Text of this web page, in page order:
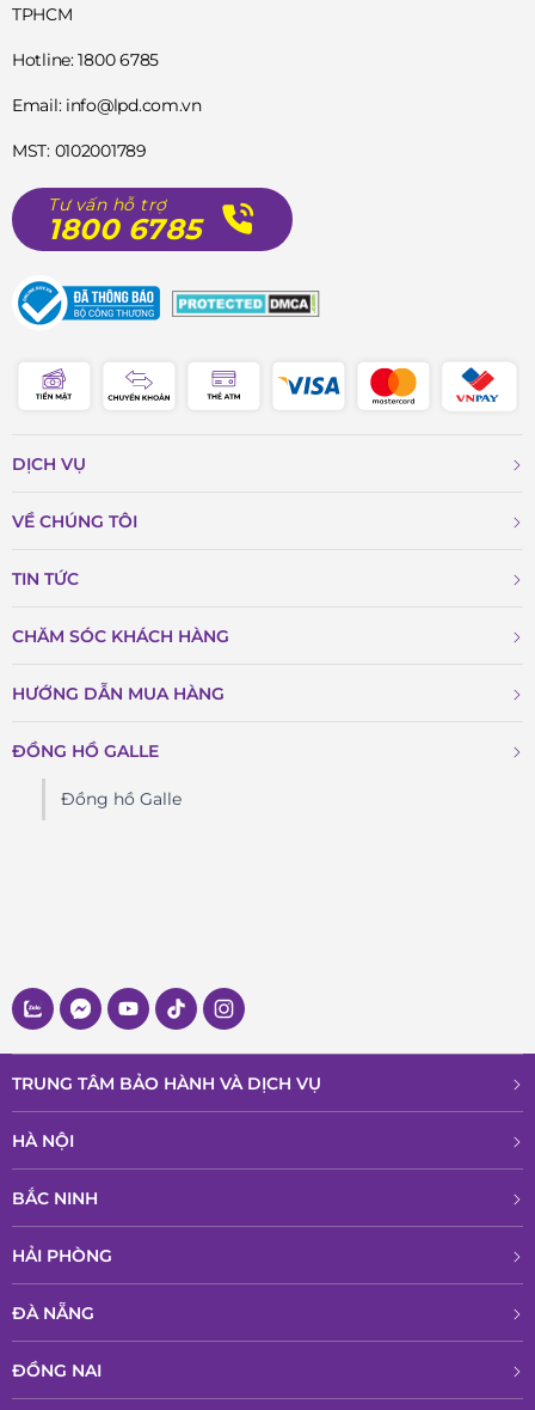
TPHCM
Hotline: 1800 6785
Email: info@lpd.com.vn
MST: 0102001789
Tư vấn hỗ trợ
1800 6785
DỊCH VỤ
VỀ CHÚNG TÔI
TIN TỨC
CHĂM SÓC KHÁCH HÀNG
HƯỚNG DẪN MUA HÀNG
ĐỒNG HỒ GALLE
Đồng hồ Galle
TRUNG TÂM BẢO HÀNH VÀ DỊCH VỤ
HÀ NỘI
BẮC NINH
HẢI PHÒNG
ĐÀ NẴNG
ĐỒNG NAI